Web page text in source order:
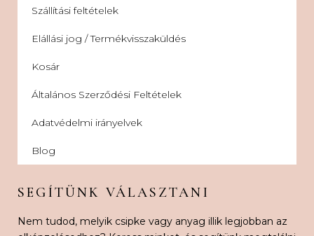
Szállítási feltételek
Elállási jog / Termékvisszaküldés
Kosár
Általános Szerződési Feltételek
Adatvédelmi irányelvek
Blog
SEGÍTÜNK VÁLASZTANI
Nem tudod, melyik csipke vagy anyag illik legjobban az